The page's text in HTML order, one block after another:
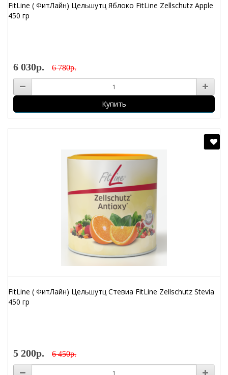
FitLine ( ФитЛайн) Цельшутц Яблоко FitLine Zellschutz Apple
450 гр
6 030р. 6 780р.
Купить
FitLine ( ФитЛайн) Цельшутц Стевиа FitLine Zellschutz Stevia
450 гр
5 200р. 6 450р.